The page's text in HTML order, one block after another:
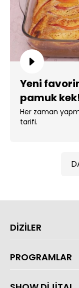
Yeni
pamuk
Her zaman
tarifi.
DİZİLER
PROGRAMLAR